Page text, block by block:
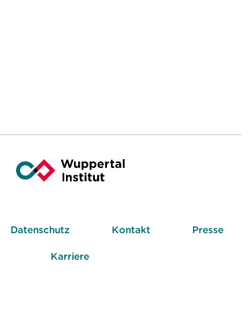
Datenschutz Kontakt Presse
Karriere